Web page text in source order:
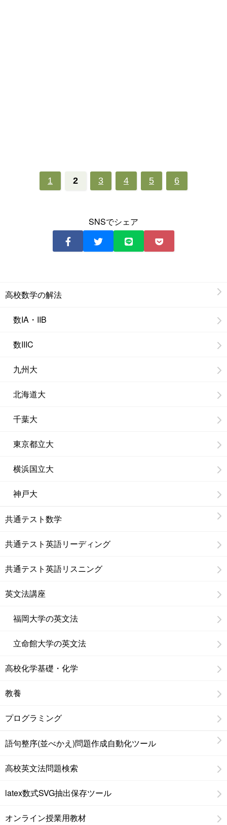
1 2 3 4 5 6
SNSでシェア
高校数学の解法
数IA・IIB
数IIIC
九州大
北海道大
千葉大
東京都立大
横浜国立大
神戸大
共通テスト数学
共通テスト英語リーディング
共通テスト英語リスニング
英文法講座
福岡大学の英文法
立命館大学の英文法
高校化学基礎・化学
教養
プログラミング
語句整序(並べかえ)問題作成自動化ツール
高校英文法問題検索
latex数式SVG抽出保存ツール
オンライン授業用教材